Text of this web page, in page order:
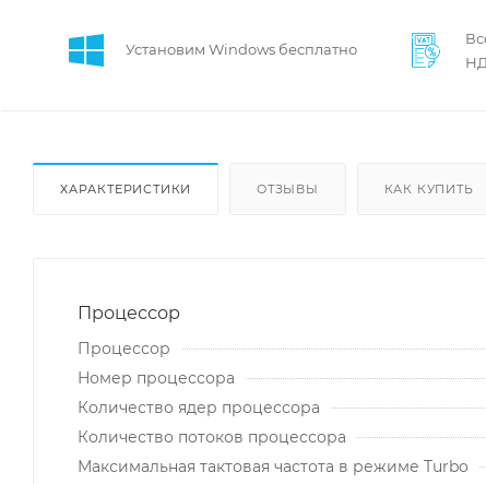
Установим Windows бесплатно
ХАРАКТЕРИСТИКИ ОТЗЫВЫ КАК КУПИТЬ
Процессор
Процессор
Номер процессора
Количество ядер процессора
Количество потоков процессора
Максимальная тактовая частота в режиме Turbo